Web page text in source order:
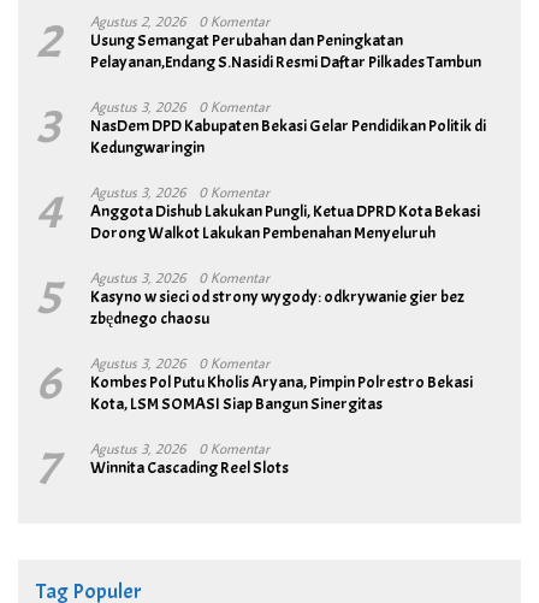
2 Agustus 2, 2026 0 Komentar
Usung Semangat Perubahan dan Peningkatan
Pelayanan,Endang S.Nasidi Resmi Daftar Pilkades Tambun
3 Agustus 3, 2026 0 Komentar
NasDem DPD Kabupaten Bekasi Gelar Pendidikan Politik di
Kedungwaringin
4 Agustus 3, 2026 0 Komentar
Anggota Dishub Lakukan Pungli, Ketua DPRD Kota Bekasi
Dorong Walkot Lakukan Pembenahan Menyeluruh
5 Agustus 3, 2026 0 Komentar
Kasyno w sieci od strony wygody: odkrywanie gier bez
zbędnego chaosu
6 Agustus 3, 2026 0 Komentar
Kombes Pol Putu Kholis Aryana, Pimpin Polrestro Bekasi
Kota, LSM SOMASI Siap Bangun Sinergitas
7 Agustus 3, 2026 0 Komentar
Winnita Cascading Reel Slots
Tag Populer